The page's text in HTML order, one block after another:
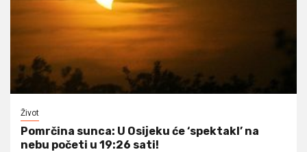
Život
Pomrčina sunca: U Osijeku će ‘spektakl’ na
nebu početi u 19:26 sati!